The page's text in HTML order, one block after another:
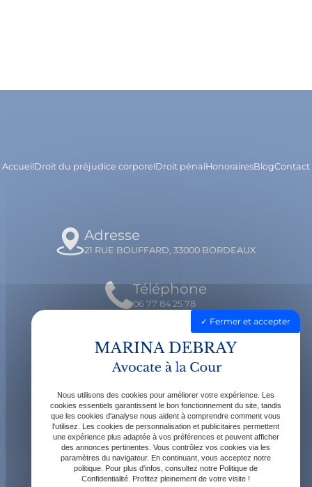
AccueilDroit du préjudice corporelDroit pénalHonorairesBlogContact
Adresse
21 RUE BOUFFARD, 33000 BORDEAUX
Téléphone
06 77 84 25 78
Email
contact@avocatdebray.fr
Horaires
Lundi - Vendredi : 9h - 19h
Fermer et accepter
Nous utilisons des cookies pour améliorer votre expérience. Les
cookies essentiels garantissent le bon fonctionnement du site, tandis
que les cookies d'analyse nous aident à comprendre comment vous
l'utilisez. Les cookies de personnalisation et publicitaires permettent
une expérience plus adaptée à vos préférences et peuvent afficher
des annonces pertinentes. Vous contrôlez vos cookies via les
paramètres du navigateur. En continuant, vous acceptez notre
politique. Pour plus d'infos, consultez notre Politique de
Confidentialité. Profitez pleinement de votre visite !